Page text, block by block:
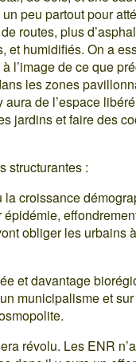
peu partout pour
routes, plus
et humidifiés. On a
l’image de ce que
les zones
de l’espace
jardins et faire des
structurantes :
croissance
obliger les urbains
et davantage
municipalisme et
révolu. Les ENR